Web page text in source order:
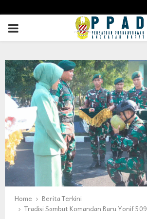
PRIMARY
Home
Berita Terkini
Tradisi Sambut Komandan Baru Yonif 509